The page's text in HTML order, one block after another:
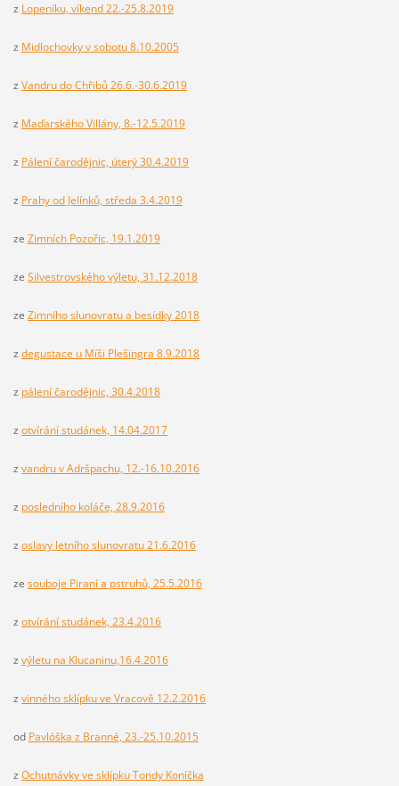
z Lopeníku, víkend 22.-25.8.2019
z Midlochovky v sobotu 8.10.2005
z Vandru do Chřibů 26.6.-30.6.2019
z Maďarského Villány, 8.-12.5.2019
z Pálení čarodějnic, úterý 30.4.2019
z Prahy od Jelínků, středa 3.4.2019
ze Zimních Pozořic, 19.1.2019
ze Silvestrovského výletu, 31.12.2018
ze Zimního slunovratu a besídky 2018
z degustace u Míši Plešingra 8.9.2018
z pálení čarodějnic, 30.4.2018
z otvírání studánek, 14.04.2017
z vandru v Adršpachu, 12.-16.10.2016
z posledního koláče, 28.9.2016
z oslavy letního slunovratu 21.6.2016
ze souboje Piraní a pstruhů, 25.5.2016
z otvírání studánek, 23.4.2016
z výletu na Klucaninu,16.4.2016
z vinného sklípku ve Vracově 12.2.2016
od Pavlóška z Branné, 23.-25.10.2015
z Ochutnávky ve sklípku Tondy Koníčka